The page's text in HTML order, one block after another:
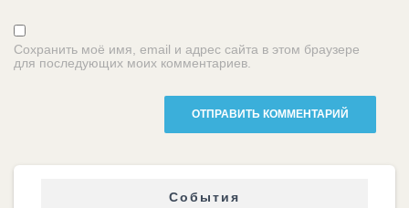
Сохранить моё имя, email и адрес сайта в этом браузере
для последующих моих комментариев.
События